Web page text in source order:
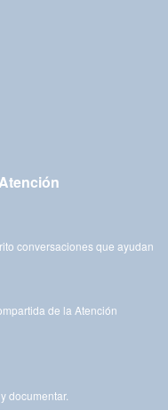
conversaciones que ayudan
de la Atención
documentar.